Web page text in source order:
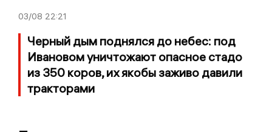
03/08 22:21
Черный дым поднялся до небес: под
Ивановом уничтожают опасное стадо
из 350 коров, их якобы заживо давили
тракторами